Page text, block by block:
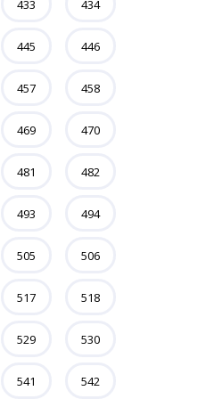
433 434
445 446
457 458
469 470
481 482
493 494
505 506
517 518
529 530
541 542